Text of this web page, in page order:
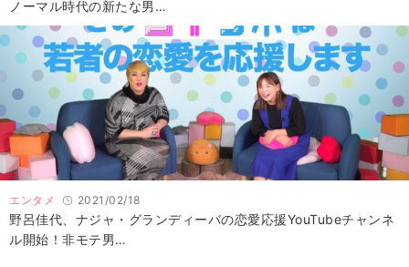
ノーマル時代の新たな男…
エンタメ 2021/02/18
野呂佳代、ナジャ・グランディーバの恋愛応援YouTubeチャンネ
ル開始！非モテ男…